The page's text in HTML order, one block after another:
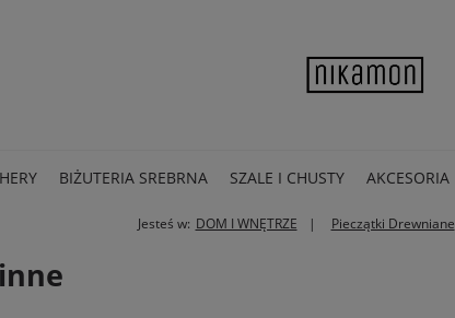
BIŻUTERIA SREBRNA SZALE I CHUSTY AKCESORIA
Jesteś w: DOM I WNĘTRZE Pieczątki Drewniane